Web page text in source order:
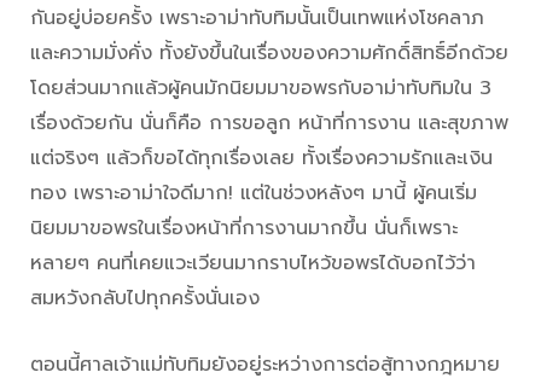
กันอยู่บ่อยครั้ง เพราะอาม่าทับทิมนั้นเป็นเทพแห่งโชคลาภ
และความมั่งคั่ง ทั้งยังขึ้นในเรื่องของความศักดิ์สิทธิ์อีกด้วย
โดยส่วนมากแล้วผู้คนมักนิยมมาขอพรกับอาม่าทับทิมใน 3
เรื่องด้วยกัน นั่นก็คือ การขอลูก หน้าที่การงาน และสุขภาพ
แต่จริงๆ แล้วก็ขอได้ทุกเรื่องเลย ทั้งเรื่องความรักและเงิน
ทอง เพราะอาม่าใจดีมาก! แต่ในช่วงหลังๆ มานี้ ผู้คนเริ่ม
นิยมมาขอพรในเรื่องหน้าที่การงานมากขึ้น นั่นก็เพราะ
หลายๆ คนที่เคยแวะเวียนมากราบไหว้ขอพรได้บอกไว้ว่า
สมหวังกลับไปทุกครั้งนั่นเอง
ตอนนี้ศาลเจ้าแม่ทับทิมยังอยู่ระหว่างการต่อสู้ทางกฎหมาย